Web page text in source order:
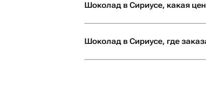
Шоколад в Сириусе, какая
Шоколад в Сириусе, где